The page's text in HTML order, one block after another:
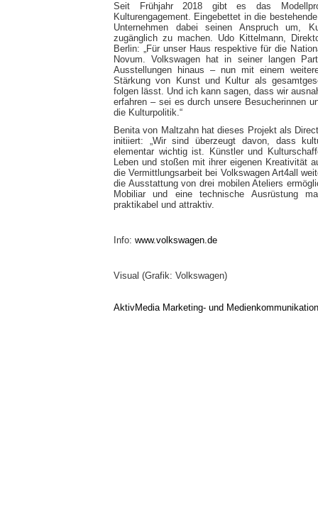
Seit Frühjahr 2018 gibt es das
Kulturengagement. Eingebettet in die
Unternehmen dabei seinen Anspruch um,
zugänglich zu machen. Udo Kittelmann,
Berlin: „Für unser Haus respektive für die
Novum. Volkswagen hat in seiner langen
Ausstellungen hinaus – nun mit einem
Stärkung von Kunst und Kultur als
folgen lässt. Und ich kann sagen, dass wir
erfahren – sei es durch unsere Besucherinnen
die Kulturpolitik.“
Benita von Maltzahn hat dieses Projekt als
initiiert: „Wir sind überzeugt davon, dass
elementar wichtig ist. Künstler und
Leben und stoßen mit ihrer eigenen Kreativität
die Vermittlungsarbeit bei Volkswagen Art4all
die Ausstattung von drei mobilen Ateliers
Mobiliar und eine technische Ausrüstung
praktikabel und attraktiv.
Info: www.volkswagen.de
Visual (Grafik: Volkswagen)
AktivMedia Marketing- und